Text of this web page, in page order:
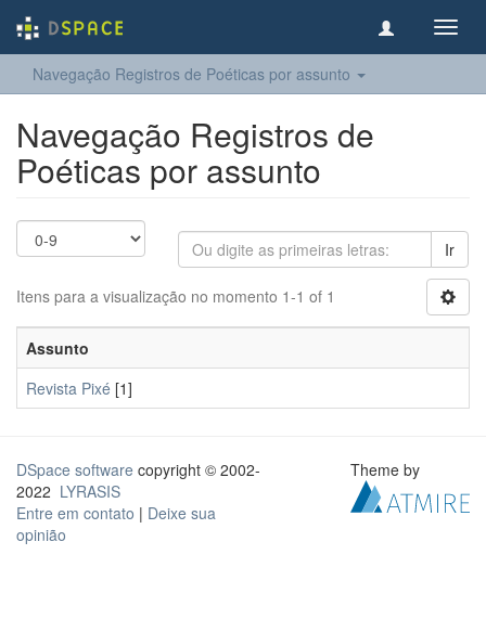
Navegação Registros de Poéticas por assunto
Navegação Registros de
Poéticas por assunto
Ir
Itens para a visualização no momento 1-1 of 1
Assunto
Revista Pixé [1]
DSpace software copyright © 2002-
2022 LYRASIS
Entre em contato | Deixe sua
opinião
Theme by